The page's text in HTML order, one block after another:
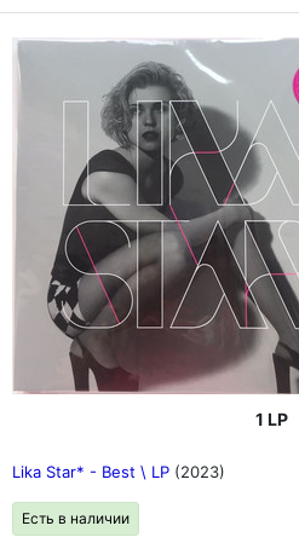
1 LP
Lika Star* - Best \ LP (2023)
Есть в наличии